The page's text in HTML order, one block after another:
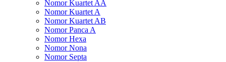
Nomor Kuartet AA
Nomor Kuartet A
Nomor Kuartet AB
Nomor Panca A
Nomor Hexa
Nomor Nona
Nomor Septa